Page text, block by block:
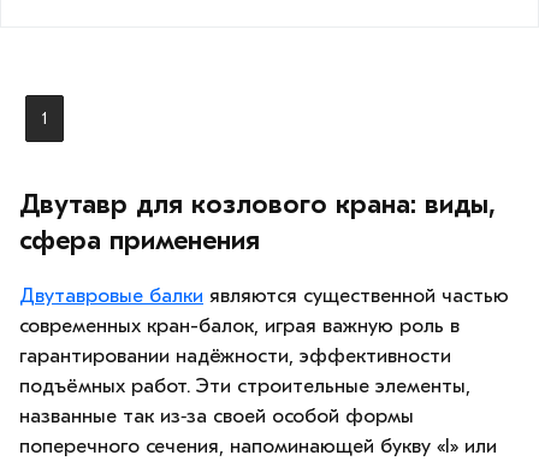
1
Двутавр для козлового крана: виды,
сфера применения
Двутавровые балки являются существенной частью
современных кран-балок, играя важную роль в
гарантировании надёжности, эффективности
подъёмных работ. Эти строительные элементы,
названные так из‑за своей особой формы
поперечного сечения, напоминающей букву «I» или